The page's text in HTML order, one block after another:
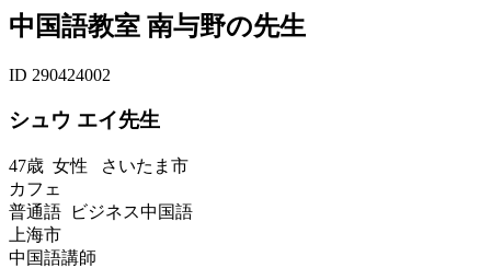
中国語教室 南与野の先生
ID 290424002
シュウ エイ先生
47歳 女性 さいたま市
カフェ
普通語 ビジネス中国語
上海市
中国語講師